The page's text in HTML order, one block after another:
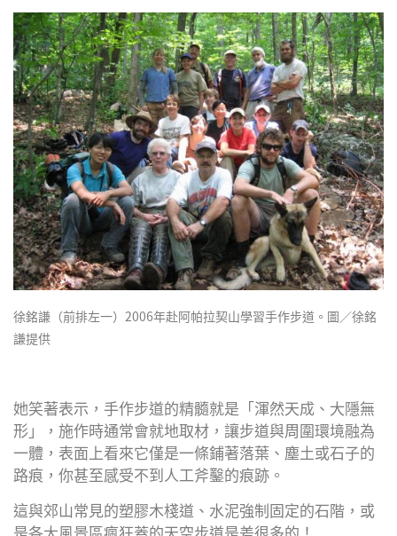
徐銘謙（前排左一）2006年赴阿帕拉契山學習手作步道。圖／徐銘
謙提供
她笑著表示，手作步道的精髓就是「渾然天成、大隱無
形」，施作時通常會就地取材，讓步道與周圍環境融為
一體，表面上看來它僅是一條鋪著落葉、塵土或石子的
路痕，你甚至感受不到人工斧鑿的痕跡。
這與郊山常見的塑膠木棧道、水泥強制固定的石階，或